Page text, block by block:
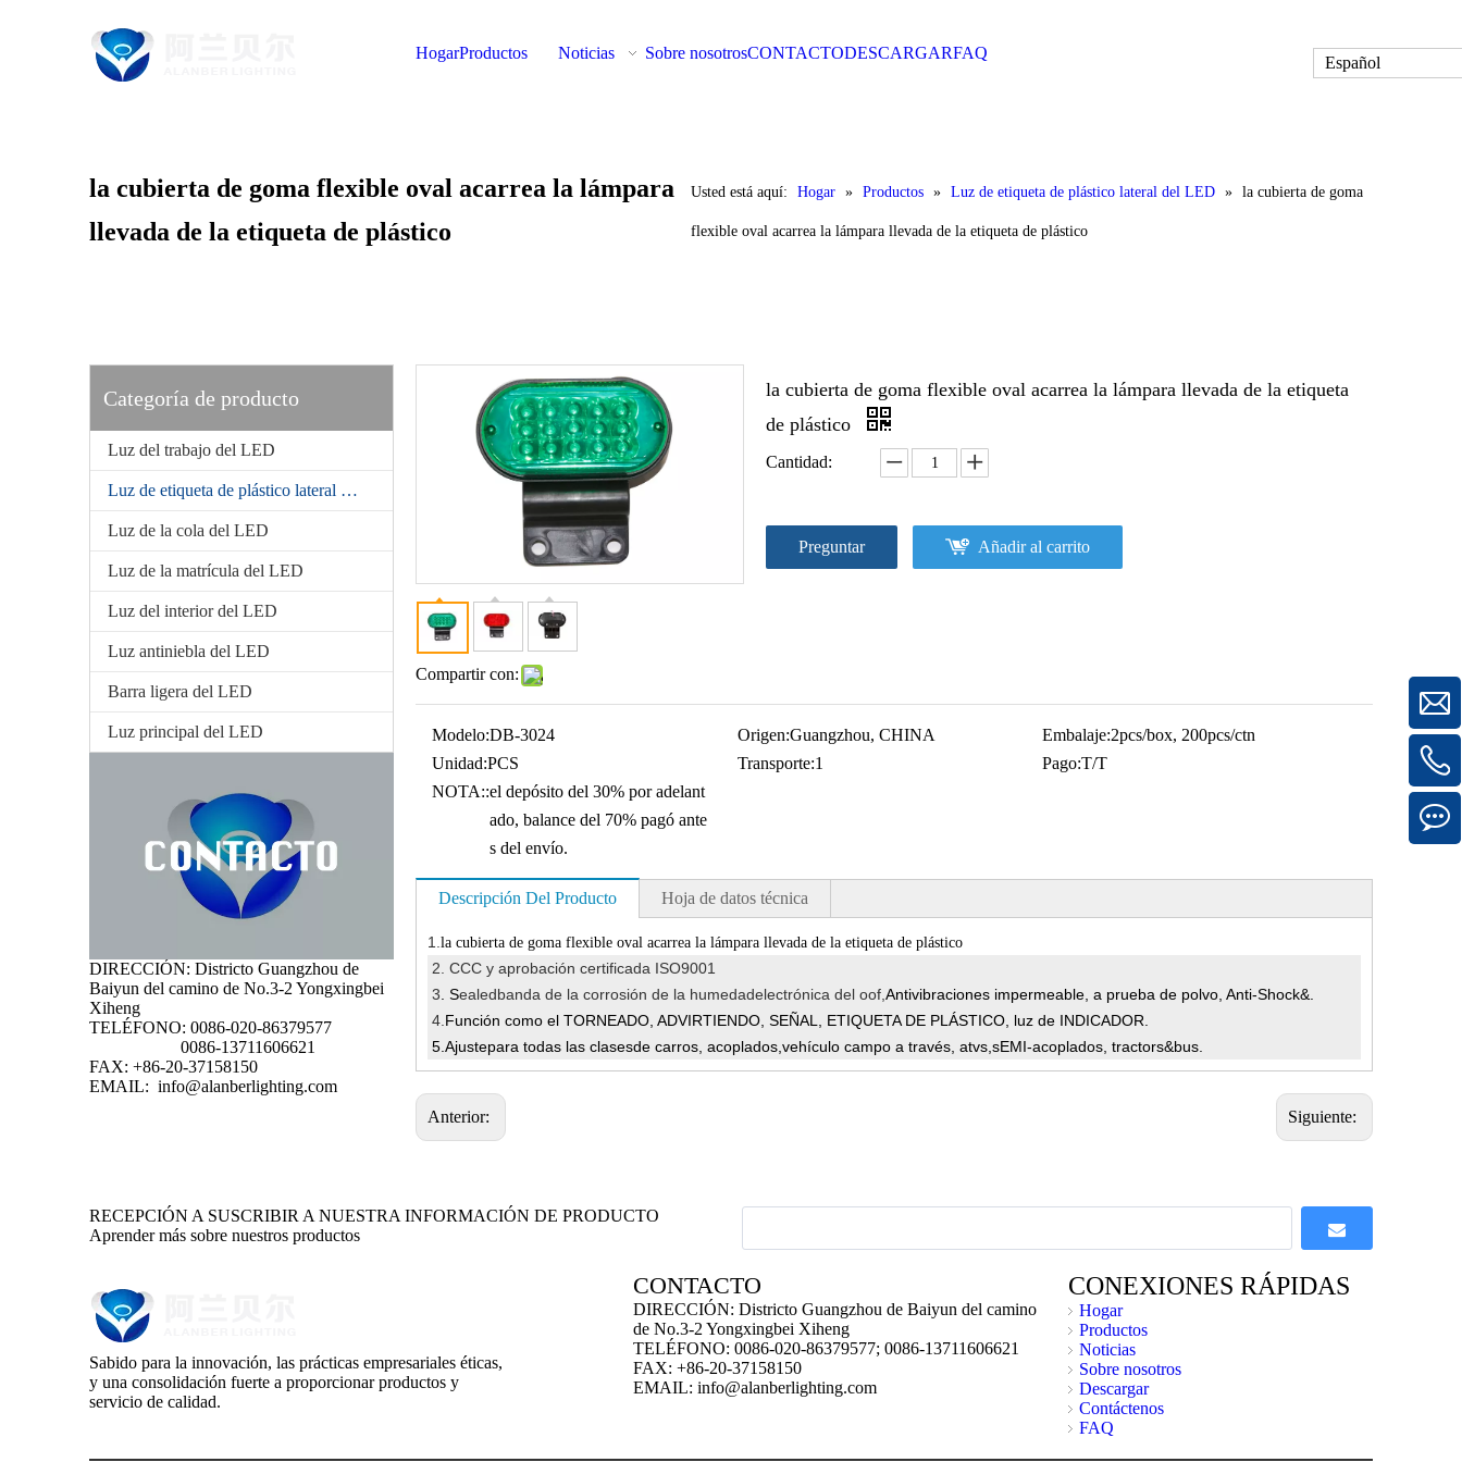
HogarProductos Noticias Sobre nosotrosCONTACTODESCARGARFAQ
Español
la cubierta de goma flexible oval acarrea la lámpara
llevada de la etiqueta de plástico
Usted está aquí: Hogar » Productos » Luz de etiqueta de plástico lateral del LED » la cubierta de goma
flexible oval acarrea la lámpara llevada de la etiqueta de plástico
Categoría de producto
Luz del trabajo del LED
Luz de etiqueta de plástico lateral del LED
Luz de la cola del LED
Luz de la matrícula del LED
Luz del interior del LED
Luz antiniebla del LED
Barra ligera del LED
Luz principal del LED
DIRECCIÓN: Districto Guangzhou de
Baiyun del camino de No.3-2 Yongxingbei
Xiheng
TELÉFONO: 0086-020-86379577
0086-13711606621
FAX: +86-20-37158150
EMAIL: info@alanberlighting.com
Compartir con:
la cubierta de goma flexible oval acarrea la lámpara llevada de la etiqueta
de plástico
Cantidad:
Preguntar Añadir al carrito
Modelo:DB-3024 Origen:Guangzhou, CHINA Embalaje:2pcs/box, 200pcs/ctn
Unidad:PCS Transporte:1 Pago:T/T
NOTA::el depósito del 30% por adelant
ado, balance del 70% pagó ante
s del envío.
Descripción Del Producto Hoja de datos técnica
1. la cubierta de goma flexible oval acarrea la lámpara llevada de la etiqueta de plástico
2. CCC y aprobación certificada ISO9001
3 . Sealedbanda de la corrosión de la humedadelectrónica del oof, Antivibraciones impermeable, a prueba de polvo, Anti-Shock&.
4. Función como el TORNEADO, ADVIRTIENDO, SEÑAL, ETIQUETA DE PLÁSTICO, luz de INDICADOR.
5. Ajustepara todas las clasesde carros, acoplados, vehículo campo a través, atvs, sEMI-acoplados, tractors&bus.
Anterior: Siguiente:
RECEPCIÓN A SUSCRIBIR A NUESTRA INFORMACIÓN DE PRODUCTO
Aprender más sobre nuestros productos
Sabido para la innovación, las prácticas empresariales éticas,
y una consolidación fuerte a proporcionar productos y
servicio de calidad.
CONTACTO
DIRECCIÓN: Districto Guangzhou de Baiyun del camino
de No.3-2 Yongxingbei Xiheng
TELÉFONO: 0086-020-86379577; 0086-13711606621
FAX: +86-20-37158150
EMAIL: info@alanberlighting.com
CONEXIONES RÁPIDAS
Hogar
Productos
Noticias
Sobre nosotros
Descargar
Contáctenos
FAQ